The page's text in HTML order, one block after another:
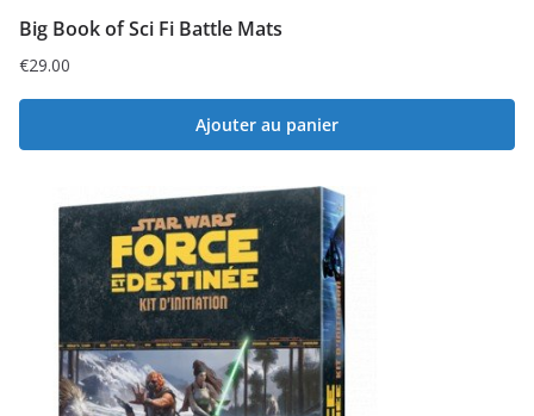
Big Book of Sci Fi Battle Mats
€29.00
Ajouter au panier